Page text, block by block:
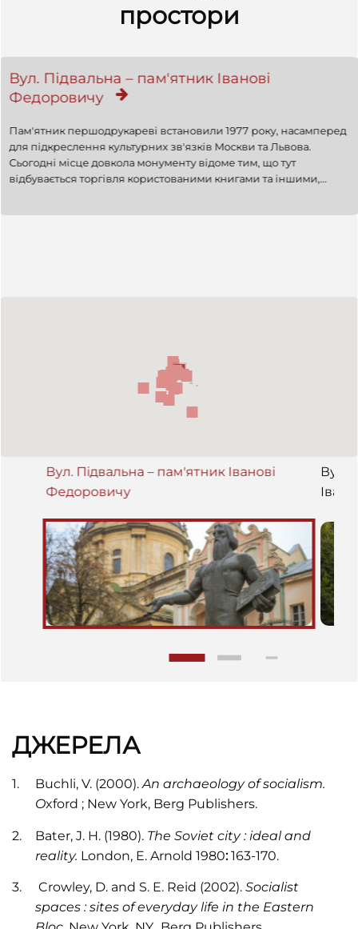
простори
Вул. Підвальна – пам'ятник Іванові
Федоровичу
Пам'ятник першодрукареві встановили 1977 року, насамперед
для підкреслення культурних зв'язків Москви та Львова.
Сьогодні місце довкола монументу відоме тим, що тут
відбувається торгівля користованими книгами та іншими,
Вул. Підвальна – пам'ятник Іванові
Федоровичу
Вул.
ДЖЕРЕЛА
Buchli, V. (2000).An archaeology of socialism.
Oxford ; New York, Berg Publishers.
Bater, J. H. (1980). The Soviet city : ideal and
reality. London, E. Arnold 1980:163-170.
Crowley, D. and S. E. Reid (2002). Socialist
spaces : sites of everyday life in the Eastern